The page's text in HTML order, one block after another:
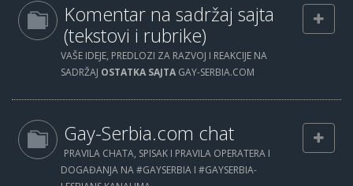
Komentar na sadržaj sajta
(tekstovi i rubrike)
VAŠE IDEJE, PREDLOZI ZA RAZVOJ I REAKCIJE NA
SADRŽAJ OSTATKA SAJTA GAY-SERBIA.COM
Gay-Serbia.com chat
PRAVILA CHATA, SPISAK I PRAVILA OPERATERA I
DOGAĐANJA NA #GAYSERBIA I #GAYSERBIA-